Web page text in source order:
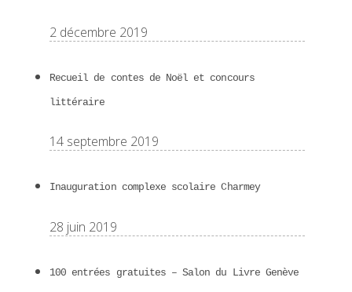
2 décembre 2019
Recueil de contes de Noël et concours
littéraire
14 septembre 2019
Inauguration complexe scolaire Charmey
28 juin 2019
100 entrées gratuites – Salon du Livre Genève